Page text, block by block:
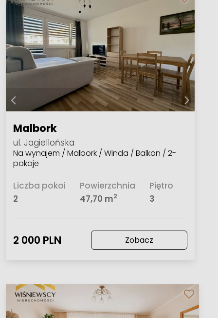
Malbork
ul. Jagiellońska
Na wynajem / Malbork / Winda / Balkon / 2-
pokoje
Liczba pokoi
2
Powierzchnia
47,70 m2
Piętro
3
2 000 PLN Zobacz